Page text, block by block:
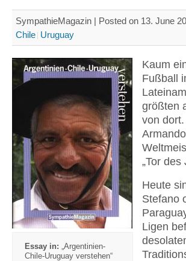
SympathieMagazin | Posted on 13. June
Chile Uruguay
Essay in: „Argentinien-
Chile-Uruguay verstehen“
Kaum
Fußball
größten
von
„Tor des
Heute
Stefano
Ligen